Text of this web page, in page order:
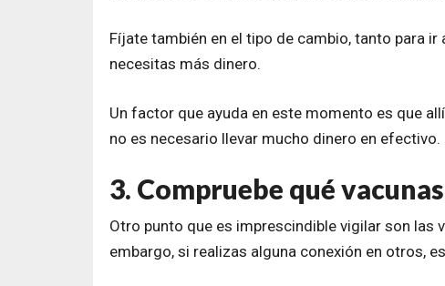
Fíjate también en el tipo de cambio, tanto para
necesitas más dinero.
Un factor que ayuda en este momento es que
no es necesario llevar mucho dinero en efectivo.
3. Compruebe qué
Otro punto que es imprescindible vigilar son las
embargo, si realizas alguna conexión en otros,